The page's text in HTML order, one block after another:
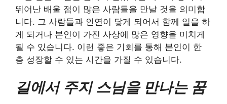
뛰어난 배울 점이 많은 사람들을 만날 것을 의미합
니다. 그 사람들과 인연이 닿게 되어서 함께 일을 하
게 되거나 본인이 가진 사상에 많은 영향을 미치게
될 수 있습니다. 이런 좋은 기회를 통해 본인이 한
층 성장할 수 있는 시간을 가질 수 있습니다.
길에서 주지 스님을 만나는 꿈